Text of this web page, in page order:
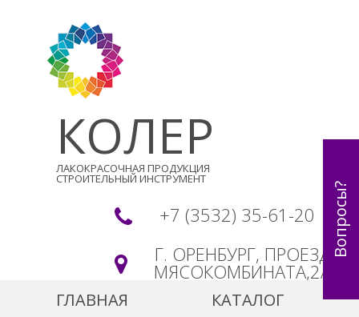
КОЛЕР
ЛАКОКРАСОЧНАЯ ПРОДУКЦИЯ
СТРОИТЕЛЬНЫЙ ИНСТРУМЕНТ
+7 (3532) 35-61-20
Г. ОРЕНБУРГ, ПРОЕЗД
МЯСОКОМБИНАТА,2А
ГЛАВНАЯ
КАТАЛОГ
Вопросы?